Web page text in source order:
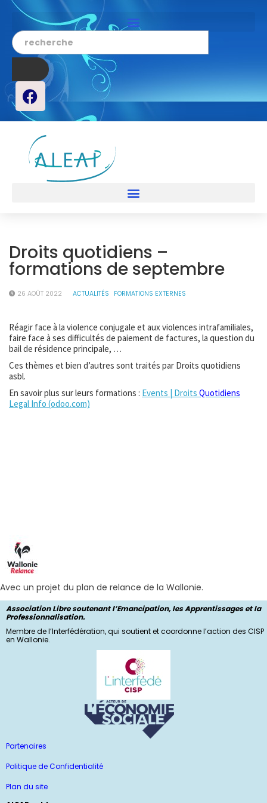
Droits quotidiens –
formations de septembre
26 AOÛT 2022 ACTUALITÉS FORMATIONS EXTERNES
Réagir face à la violence conjugale et aux violences intrafamiliales,
faire face à ses difficultés de paiement de factures, la question du
bail de résidence principale, …
Ces thèmes et bien d’autres sont traités par Droits quotidiens
asbl.
En savoir plus sur leurs formations : Events | Droits Quotidiens
Legal Info (odoo.com)
Avec un projet du plan de relance de la Wallonie.
Association Libre soutenant l’Emancipation, les Apprentissages et la
Professionnalisation.
Membre de l’Interfédération, qui soutient et coordonne l’action des CISP
en Wallonie.
Partenaires
Politique de Confidentialité
Plan du site